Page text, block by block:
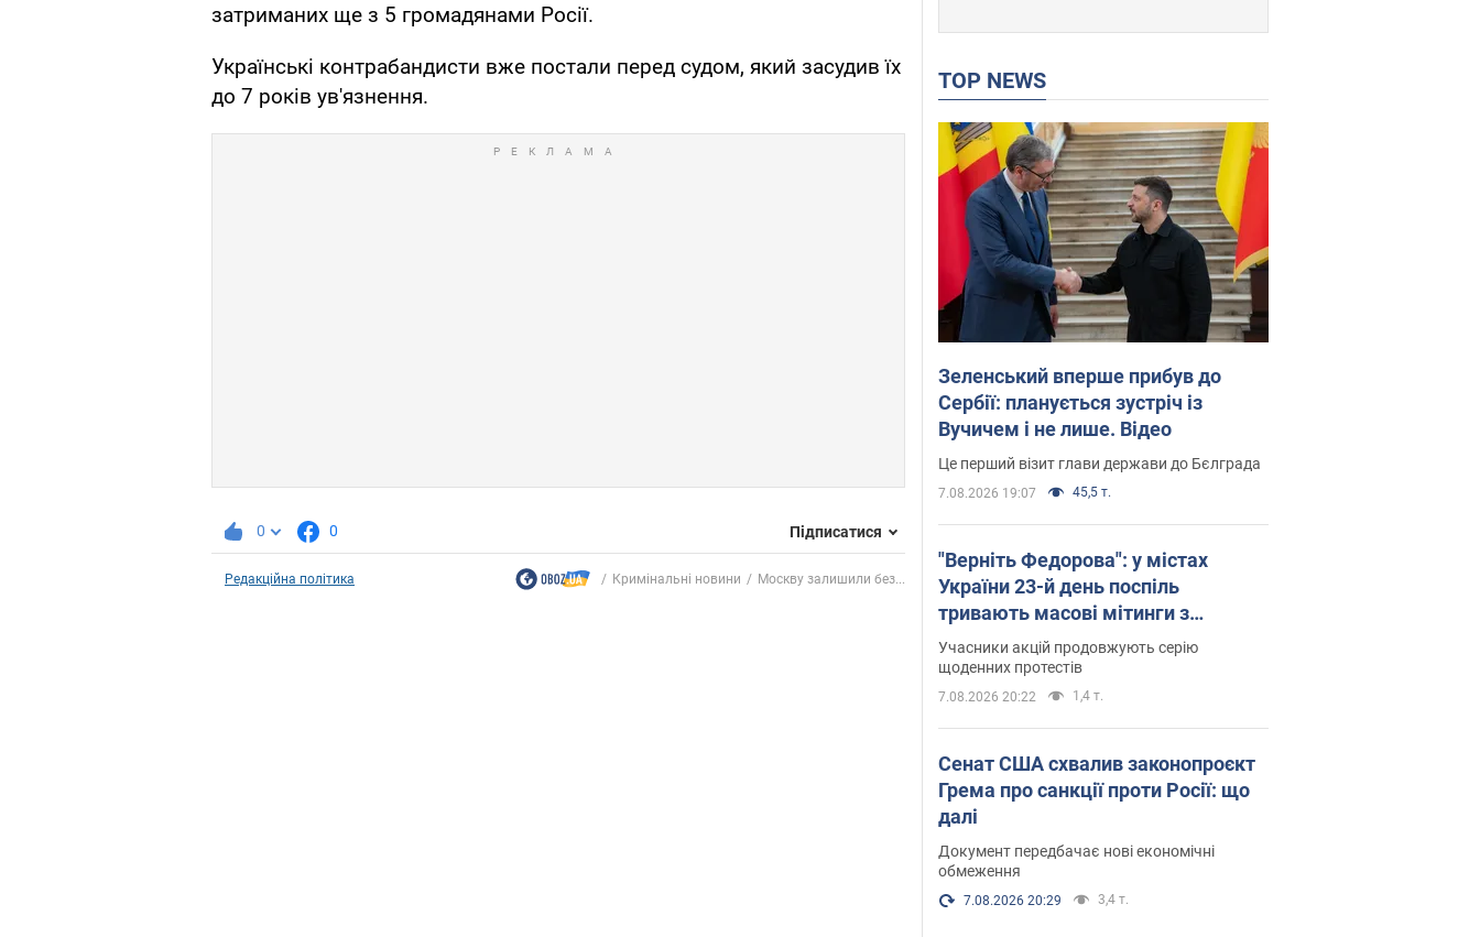
затриманих ще з 5 громадянами Росії.
Українські контрабандисти вже постали перед судом, який засудив їх
до 7 років ув'язнення.
0 0 Підписатися
Редакційна політика Кримінальні новини Москву залишили без...
TOP NEWS
Зеленський вперше прибув до
Сербії: планується зустріч із
Вучичем і не лише. Відео
Це перший візит глави держави до Бєлграда
7.08.2026 19:07 45,5 т.
"Верніть Федорова": у містах
України 23-й день поспіль
тривають масові мітинги з
картонками. Фото і відео
Учасники акцій продовжують серію
щоденних протестів
7.08.2026 20:22 1,4 т.
Сенат США схвалив законопроєкт
Грема про санкції проти Росії: що
далі
Документ передбачає нові економічні
обмеження
7.08.2026 20:29 3,4 т.